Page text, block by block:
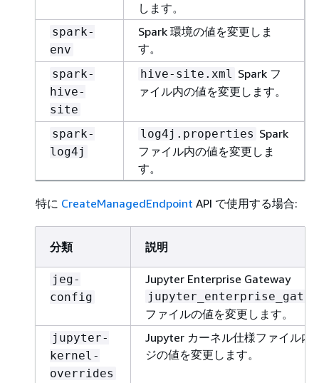
します。
spark-
env
Spark 環境の値を変更しま
す。
spark-
hive-
site
hive-site.xml Spark フ
ァイル内の値を変更します。
spark-
log4j
log4j.properties Spark
ファイル内の値を変更しま
す。
特に CreateManagedEndpoint API で使用する場合:
分類 説明
jeg-
config
Jupyter Enterprise Gateway
ファイルの値を変更します。
jupyter-
kernel-
overrides
Jupyter カーネル仕様ファイル内
ジの値を変更します。